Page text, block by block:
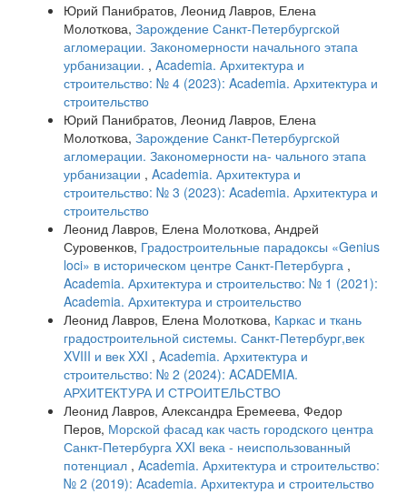
Юрий Панибратов, Леонид Лавров, Елена
Молоткова, Зарождение Санкт-Петербургской
агломерации. Закономерности начального этапа
урбанизации. , Academia. Архитектура и
строительство: № 4 (2023): Academia. Архитектура и
строительство
Юрий Панибратов, Леонид Лавров, Елена
Молоткова, Зарождение Санкт-Петербургской
агломерации. Закономерности на- чального этапа
урбанизации , Academia. Архитектура и
строительство: № 3 (2023): Academia. Архитектура и
строительство
Леонид Лавров, Елена Молоткова, Андрей
Суровенков, Градостроительные парадоксы «Genius
loci» в историческом центре Санкт-Петербурга ,
Academia. Архитектура и строительство: № 1 (2021):
Academia. Архитектура и строительство
Леонид Лавров, Елена Молоткова, Каркас и ткань
градостроительной системы. Санкт-Петербург,век
XVIII и век XXI , Academia. Архитектура и
строительство: № 2 (2024): ACADEMIA.
АРХИТЕКТУРА И СТРОИТЕЛЬСТВО
Леонид Лавров, Александра Еремеева, Федор
Перов, Морской фасад как часть городского центра
Санкт-Петербурга XXI века - неиспользованный
потенциал , Academia. Архитектура и строительство:
№ 2 (2019): Academia. Архитектура и строительство